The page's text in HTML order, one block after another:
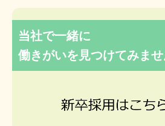
当社で一緒に
働きがいを見つけてみませ